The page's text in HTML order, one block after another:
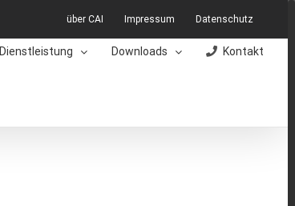
über CAI Impressum Datenschutz
Dienstleistung Downloads Kontakt